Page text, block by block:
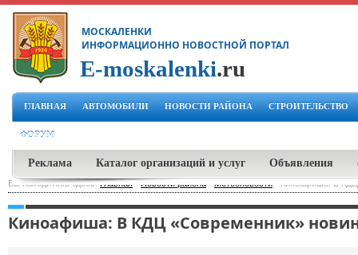
МОСКАЛЕНКИ
ИНФОРМАЦИОННО НОВОСТНОЙ ПОРТАЛ
E-moskalenki.ru
ГЛАВНАЯ АВТОМОБИЛИ НОВОСТИ РАЙОНА СТРОИТЕЛЬСТВО
ФОРУМ
Реклама Каталог организаций и услуг Объявления
Вы находитесь здесь:Главная-Новости района Метеоновости Киноафиша: В КДЦ
Киноафиша: В КДЦ «Современник»